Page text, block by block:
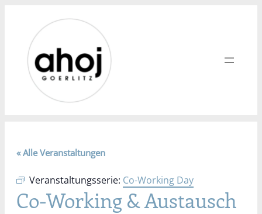
« Alle Veranstaltungen
Veranstaltungsserie: Co-Working Day
Co-Working & Austausch